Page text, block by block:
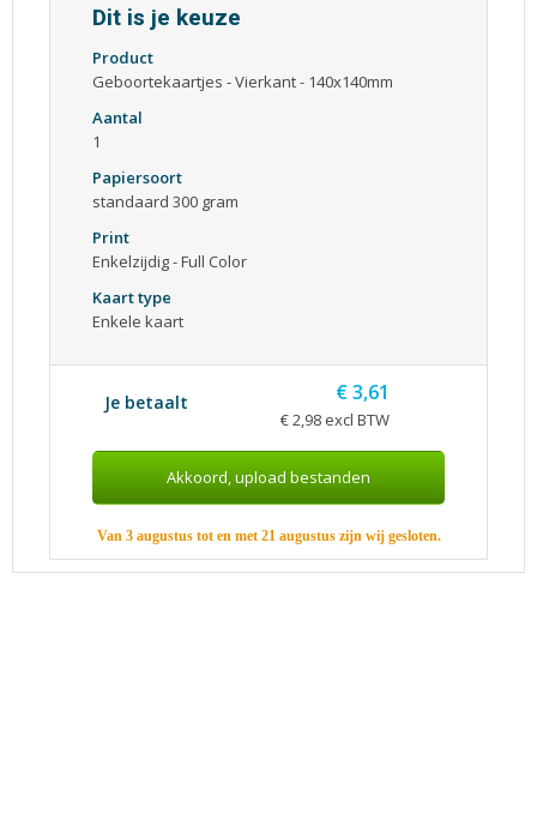
Dit is je keuze
Product
Geboortekaartjes - Vierkant - 140x140mm
Aantal
1
Papiersoort
standaard 300 gram
Print
Enkelzijdig - Full Color
Kaart type
Enkele kaart
Je betaalt € 3,61
€ 2,98 excl BTW
Van 3 augustus tot en met 21 augustus zijn wij gesloten.